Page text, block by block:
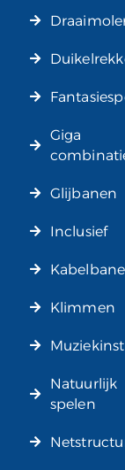
Giga
Glijbanen
Inclusief
Klimmen
Natuurlijk
spelen